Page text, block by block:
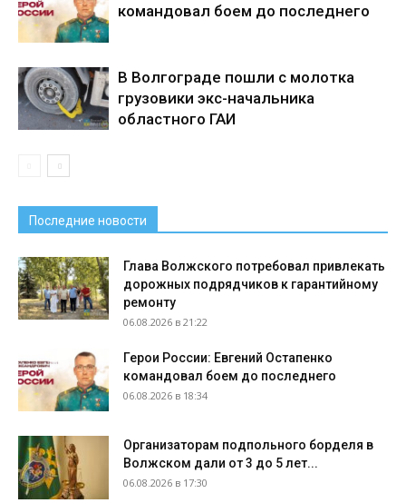
командовал боем до последнего
В Волгограде пошли с молотка
грузовики экс-начальника
областного ГАИ
Последние новости
Глава Волжского потребовал привлекать
дорожных подрядчиков к гарантийному
ремонту
06.08.2026 в 21:22
Герои России: Евгений Остапенко
командовал боем до последнего
06.08.2026 в 18:34
Организаторам подпольного борделя в
Волжском дали от 3 до 5 лет...
06.08.2026 в 17:30